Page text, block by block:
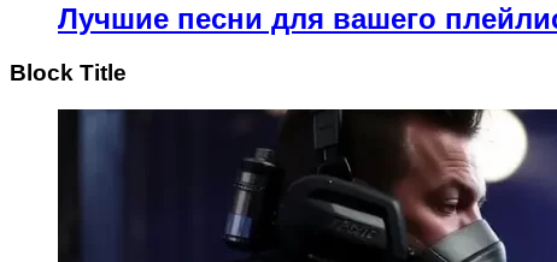
Лучшие песни для вашего
Block Title